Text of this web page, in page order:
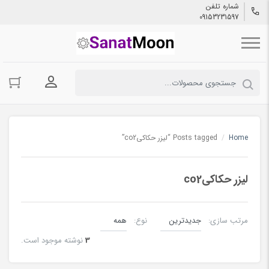
شماره تلفن
09153231597
ورود به
Home
/ Posts tagged “لیزر حکاکیco2”
لیزر حکاکیco2
مرتب سازی:
نوع:
3نوشته موجود است.